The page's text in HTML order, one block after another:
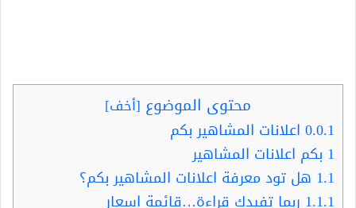
محتوى الموضوع [أخف]
0.0.1 اعلانات المشاهير بكم
1 بكم اعلانات المشاهير
1.1 هل تود معرفة اعلانات المشاهير بكم؟
1.1.1 ربما تفيدك قراءة…قائمة اسعار